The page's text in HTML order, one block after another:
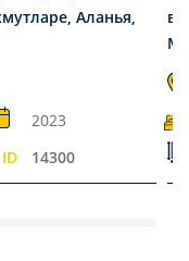
Аланья,
2023
14300
в